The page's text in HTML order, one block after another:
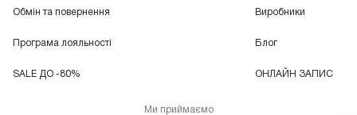
Обмін та повернення
Програма лояльності
SALE ДО -80%
Виробники
Блог
ОНЛАЙН ЗАПИС
Ми приймаємо